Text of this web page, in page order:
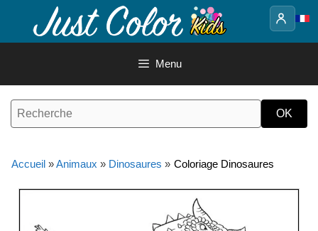
contenu
Menu
Accueil »Animaux » Dinosaures » Coloriage Dinosaures